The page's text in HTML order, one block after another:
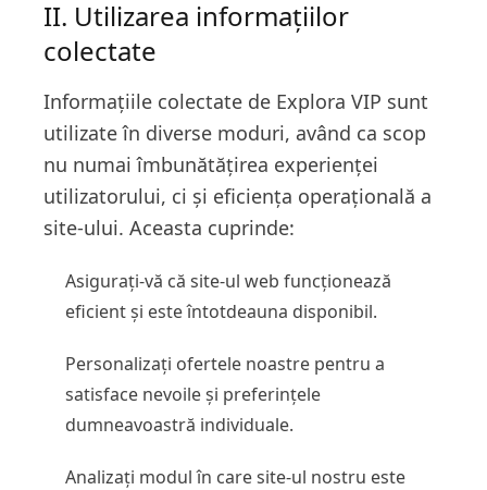
II. Utilizarea informațiilor
colectate
Informațiile colectate de Explora VIP sunt
utilizate în diverse moduri, având ca scop
nu numai îmbunătățirea experienței
utilizatorului, ci și eficiența operațională a
site-ului. Aceasta cuprinde:
Asigurați-vă că site-ul web funcționează
eficient și este întotdeauna disponibil.
Personalizați ofertele noastre pentru a
satisface nevoile și preferințele
dumneavoastră individuale.
Analizați modul în care site-ul nostru este